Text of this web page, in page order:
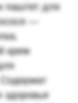
паштет для
—
крем